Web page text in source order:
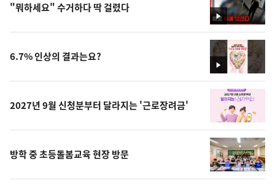
영
상
"뭐하세요" 수거하다 딱 걸렸다
영
상
6.7% 인상의 결과는요?
2027년 9월 신청분부터 달라지는 '근로장려금'
방학 중 초등돌봄교육 현장 방문